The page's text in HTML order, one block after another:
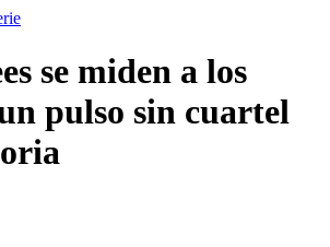
se miden a los
pulso sin cuartel